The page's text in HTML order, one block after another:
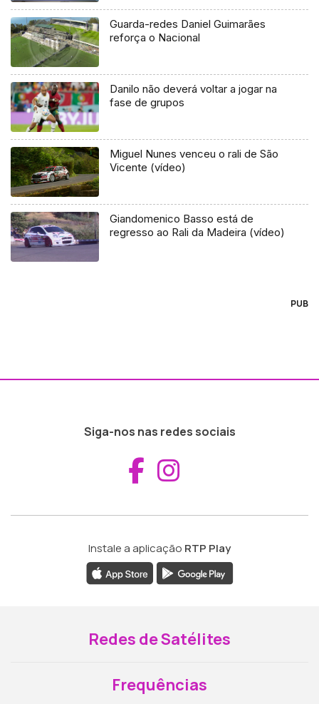
lugar do pódio
Guarda-redes Daniel Guimarães
reforça o Nacional
Danilo não deverá voltar a jogar na
fase de grupos
Miguel Nunes venceu o rali de São
Vicente (vídeo)
Giandomenico Basso está de
regresso ao Rali da Madeira (vídeo)
PUB
Siga-nos nas redes sociais
Aceder ao
Instale a aplicação RTP Play
Redes de Satélites
Frequências